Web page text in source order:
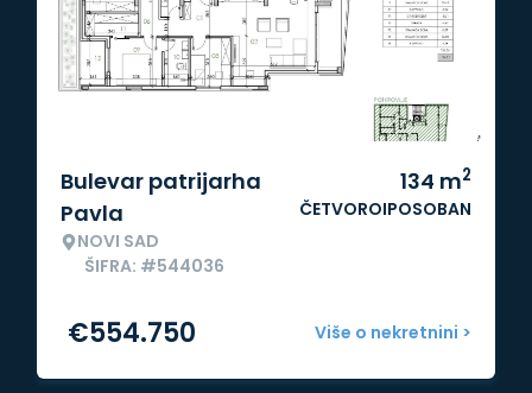
Bulevar patrijarha
Pavla
NOVI SAD
ŠIFRA: #544036
134 m2
ČETVOROIPOSOBAN
Više o nekretnini >
€554.750